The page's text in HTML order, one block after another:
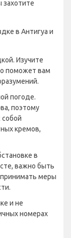
захотите
в Антигуа и
Изучите
поможет вам
погоде.
поэтому
кремов,
в
важно быть
меры
и не
номерах